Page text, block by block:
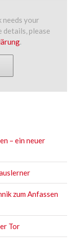
needs your
details, please
.
– ein neuer
zum Anfassen
Tor